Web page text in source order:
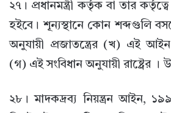
২৭। প্রধানমন্ত্রী কর্তৃক বা তার
হইবে। শূন্যস্থানে কোন শব্দগুলি
অনুযায়ী প্রজাতন্ত্রের (খ) এই আইন
(গ) এই সংবিধান অনুযায়ী রাষ্ট্রের ।
২৮। মাদকদ্রব্য নিয়ন্ত্রন আইন,